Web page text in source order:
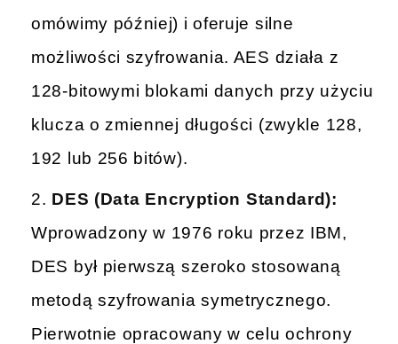
omówimy później) i oferuje silne
możliwości szyfrowania. AES działa z
128-bitowymi blokami danych przy użyciu
klucza o zmiennej długości (zwykle 128,
192 lub 256 bitów).
DES (Data Encryption Standard):
Wprowadzony w 1976 roku przez IBM,
DES był pierwszą szeroko stosowaną
metodą szyfrowania symetrycznego.
Pierwotnie opracowany w celu ochrony